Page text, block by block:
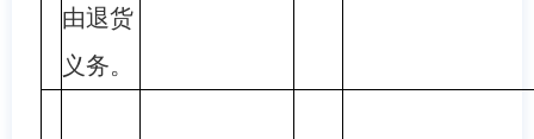
由退货
义务。